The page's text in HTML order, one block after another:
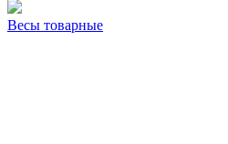
Весы товарные